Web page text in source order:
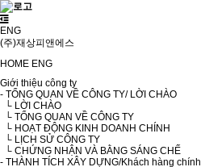
ENG
(주)재상피앤에스
HOME ENG
Giới thiệu công ty
- TỔNG QUAN VỀ CÔNG TY/ LỜI CHÀO
└ LỜI CHÀO
└ TỔNG QUAN VỀ CÔNG TY
└ HOẠT ĐỘNG KINH DOANH CHÍNH
└ LỊCH SỬ CÔNG TY
└ CHỨNG NHẬN VÀ BẰNG SÁNG CHẾ
- THÀNH TÍCH XÂY DỰNG/Khách hàng chính